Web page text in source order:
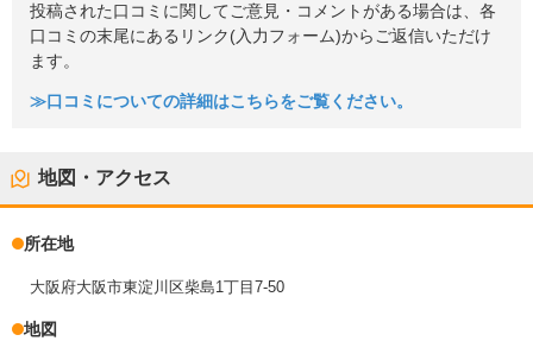
投稿された口コミに関してご意見・コメントがある場合は、各
口コミの末尾にあるリンク(入力フォーム)からご返信いただけ
ます。
≫口コミについての詳細はこちらをご覧ください。
地図・アクセス
所在地
大阪府大阪市東淀川区柴島1丁目7-50
地図